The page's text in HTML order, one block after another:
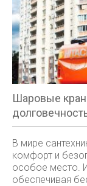
Шаровые
В мире
комфорт и
особое место.
обеспечивая